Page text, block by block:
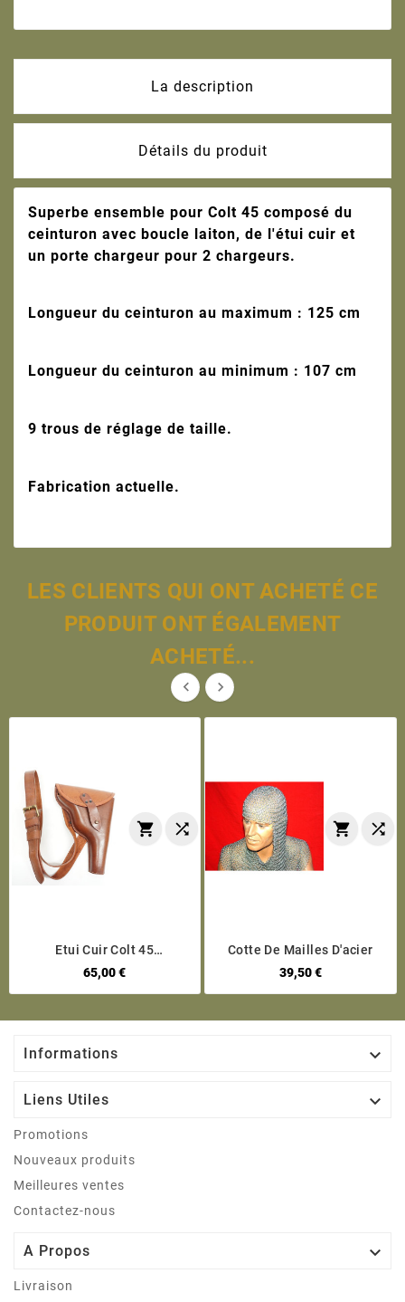
La description
Détails du produit
Superbe ensemble pour Colt 45 composé du
ceinturon avec boucle laiton, de l'étui cuir et
un porte chargeur pour 2 chargeurs.
Longueur du ceinturon au maximum : 125 cm
Longueur du ceinturon au minimum : 107 cm
9 trous de réglage de taille.
Fabrication actuelle.
LES CLIENTS QUI ONT ACHETÉ CE
PRODUIT ONT ÉGALEMENT
ACHETÉ...
 
 
Etui Cuir Colt 45
65,00 €
 
Cotte De Mailles D'acier
39,50 €
Informations 
Liens Utiles 
Promotions
Nouveaux produits
Meilleures ventes
Contactez-nous
A Propos 
Livraison